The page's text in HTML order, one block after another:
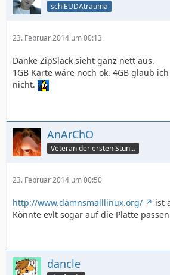
schlEUDAtrauma
23. Februar 2014 um 00:13
Danke ZipSlack sieht ganz nett aus.
1GB Karte wäre noch ok. 4GB glaub
nicht.
AnArChO
Veteran der ersten Stunde
23. Februar 2014 um 00:50
http://www.damnsmalllinux.org/
ist
Könnte evlt sogar auf die Platte
dancle